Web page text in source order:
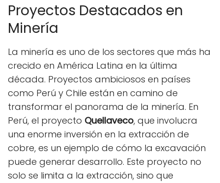
Proyectos Destacados en
Minería
La minería es uno de los sectores que más ha
crecido en América Latina en la última
década. Proyectos ambiciosos en países
como Perú y Chile están en camino de
transformar el panorama de la minería. En
Perú, el proyecto Quellaveco, que involucra
una enorme inversión en la extracción de
cobre, es un ejemplo de cómo la excavación
puede generar desarrollo. Este proyecto no
solo se limita a la extracción, sino que